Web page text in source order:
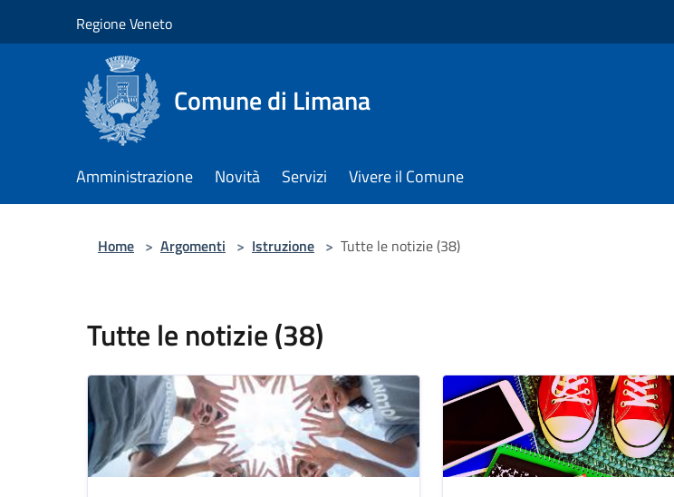
Regione Veneto
Comune di Limana
Amministrazione Novità Servizi Vivere il Comune
Home > Argomenti > Istruzione > Tutte le notizie (38)
Tutte le notizie (38)